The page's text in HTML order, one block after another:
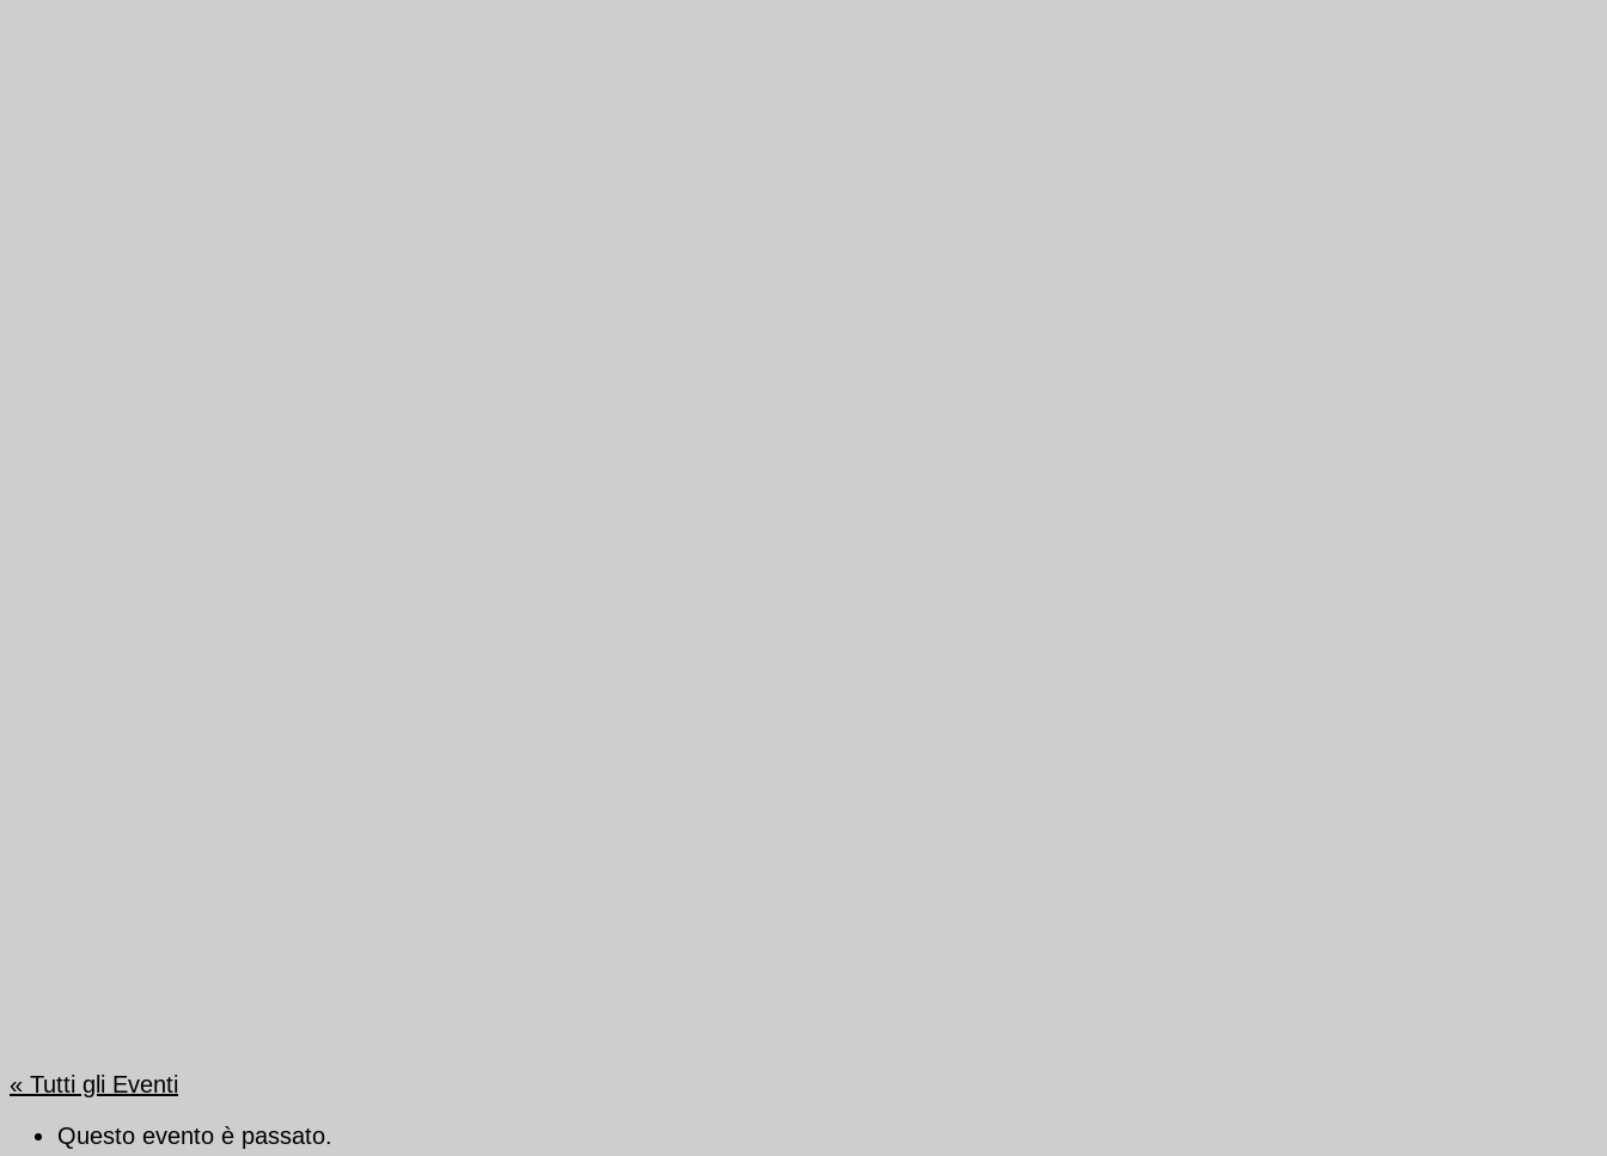
« Tutti gli Eventi
Questo evento è passato.